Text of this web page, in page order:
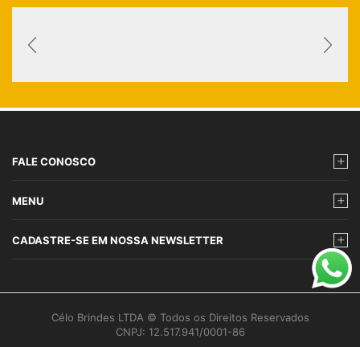
FALE CONOSCO
MENU
CADASTRE-SE EM NOSSA NEWSLETTER
Célo Brindes LTDA © Todos os Direitos Reservados
CNPJ: 12.517.941/0001-86